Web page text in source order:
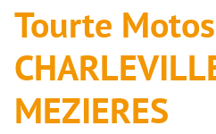
Tourte
MEZIERES